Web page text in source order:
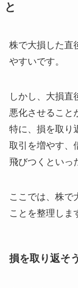
と
株で大損した直
やすいです。
しかし、大損直
悪化させること
特に、損を取り
取引を増やす、
飛びつくといっ
ここでは、株で
ことを整理しま
損を取り返そ